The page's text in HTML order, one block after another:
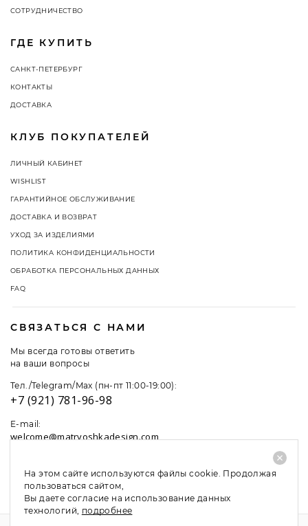
СОТРУДНИЧЕСТВО
ГДЕ КУПИТЬ
САНКТ-ПЕТЕРБУРГ
КОНТАКТЫ
ДОСТАВКА
КЛУБ ПОКУПАТЕЛЕЙ
ЛИЧНЫЙ КАБИНЕТ
WISHLIST
ГАРАНТИЙНОЕ ОБСЛУЖИВАНИЕ
ДОСТАВКА И ВОЗВРАТ
УХОД ЗА ИЗДЕЛИЯМИ
ПОЛИТИКА КОНФИДЕНЦИАЛЬНОСТИ
ОБРАБОТКА ПЕРСОНАЛЬНЫХ ДАННЫХ
FAQ
СВЯЗАТЬСЯ С НАМИ
Мы всегда готовы ответить
на ваши вопросы
Тел./Telegram/Max (пн-пт 11:00-19:00):
+7 (921) 781-96-98
E-mail:
welcome@matryoshkadesign.com
На этом сайте используются файлы cookie. Продолжая
пользоваться сайтом,
Вы даете согласие на использование данных
технологий, подробнее